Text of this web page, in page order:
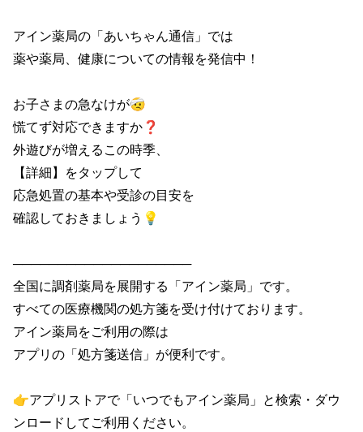
アイン薬局の「あいちゃん通信」では
薬や薬局、健康についての情報を発信中！
お子さまの急なけが🤕
慌てず対応できますか❓
外遊びが増えるこの時季、
【詳細】をタップして
応急処置の基本や受診の目安を
確認しておきましょう💡
────────────────────
全国に調剤薬局を展開する「アイン薬局」です。
すべての医療機関の処方箋を受け付けております。
アイン薬局をご利用の際は
アプリの「処方箋送信」が便利です。
👉アプリストアで「いつでもアイン薬局」と検索・ダウ
ンロードしてご利用ください。